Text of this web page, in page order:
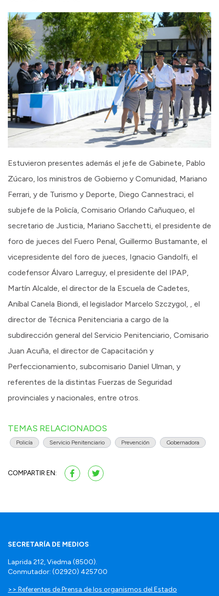
Estuvieron presentes además el jefe de Gabinete, Pablo
Zúcaro, los ministros de Gobierno y Comunidad, Mariano
Ferrari, y de Turismo y Deporte, Diego Cannestraci, el
subjefe de la Policía, Comisario Orlando Cañuqueo, el
secretario de Justicia, Mariano Sacchetti, el presidente de
foro de jueces del Fuero Penal, Guillermo Bustamante, el
vicepresidente del foro de jueces, Ignacio Gandolfi, el
codefensor Álvaro Larreguy, el presidente del IPAP,
Martín Alcalde, el director de la Escuela de Cadetes,
Aníbal Canela Biondi, el legislador Marcelo Szczygol, , el
director de Técnica Penitenciaria a cargo de la
subdirección general del Servicio Penitenciario, Comisario
Juan Acuña, el director de Capacitación y
Perfeccionamiento, subcomisario Daniel Ulman, y
referentes de la distintas Fuerzas de Seguridad
provinciales y nacionales, entre otros.
TEMAS RELACIONADOS
Policía Servicio Penitenciario Prevención Gobernadora
COMPARTIR EN:
SECRETARÍA DE MEDIOS
Laprida 212, Viedma (8500).
Conmutador: (02920) 425700
>> Referentes de Prensa de los organismos del Estado